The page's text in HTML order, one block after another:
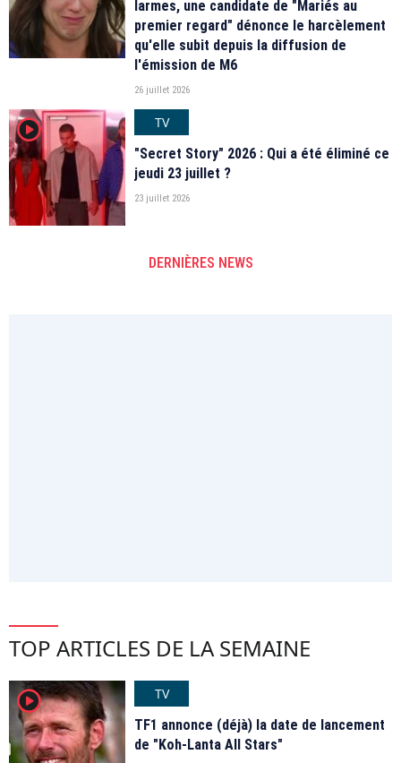
larmes, une candidate de "Mariés au
premier regard" dénonce le harcèlement
qu'elle subit depuis la diffusion de
l'émission de M6
26 juillet 2026
player2
TV
"Secret Story" 2026 : Qui a été éliminé ce
jeudi 23 juillet ?
23 juillet 2026
DERNIÈRES NEWS
TOP ARTICLES DE LA SEMAINE
player2
TV
TF1 annonce (déjà) la date de lancement
de "Koh-Lanta All Stars"